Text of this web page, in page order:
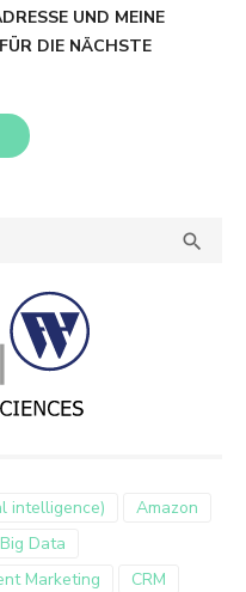
UND MEINE
DIE NÄCHSTE

intelligence)
Amazon
Big Data
Marketing
CRM